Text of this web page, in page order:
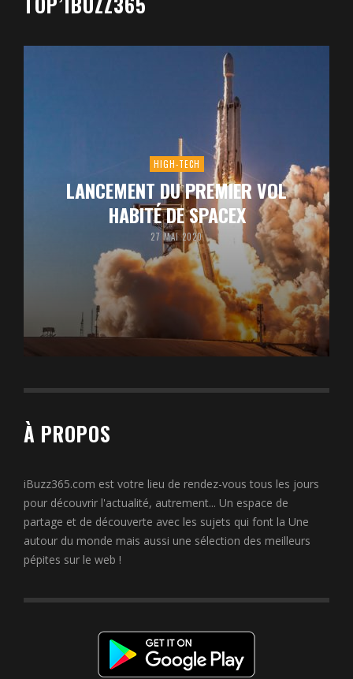
HIGH-TECH
LANCEMENT DU PREMIER VOL
HABITÉ DE SPACEX
27 MAI 2020
À PROPOS
iBuzz365.com est votre lieu de rendez-vous tous les jours
pour découvrir l'actualité, autrement... Un espace de
partage et de découverte avec les sujets qui font la Une
autour du monde mais aussi une sélection des meilleurs
pépites sur le web !